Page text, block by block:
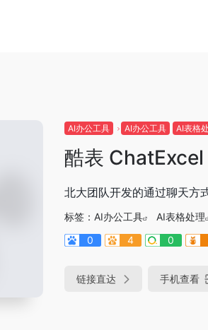
AI办公工具 AI办公工具 AI表格
酷表 ChatExcel
北大团队开发的通过聊天方
标签： AI办公工具
AI表格处理
0
4 0
链接直达 手机查看